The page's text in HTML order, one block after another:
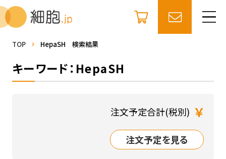
TOP HepaSH 検索結果
キーワード：HepaSH
注文予定合計(税別) ￥
注文予定を見る